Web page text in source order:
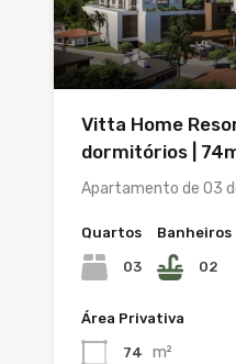
Vitta Home
dormitórios |
Apartamento de 03
Quartos
03
Banheiros
02
Área Privativa
74 m²